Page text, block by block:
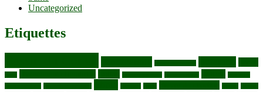
Uncategorized
Etiquettes